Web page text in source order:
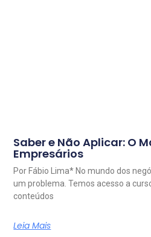
Saber e Não Aplicar: O
Empresários
Por Fábio Lima* No mundo dos
um problema. Temos acesso a
conteúdos
Leia Mais